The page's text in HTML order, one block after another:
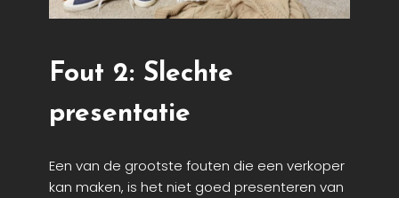
Fout 2: Slechte
presentatie
Een van de grootste fouten die een verkoper
kan maken, is het niet goed presenteren van